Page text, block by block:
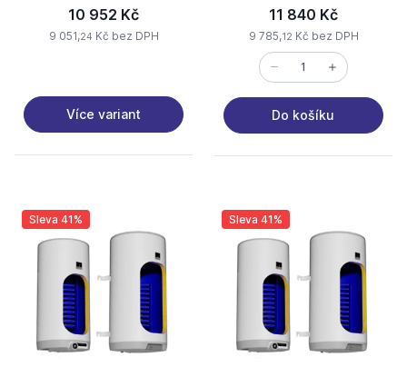
10 952 Kč
9 051,24 Kč bez DPH
Více variant
11 840 Kč
9 785,12 Kč bez DPH
Do košíku
Sleva 41% Sleva 41%